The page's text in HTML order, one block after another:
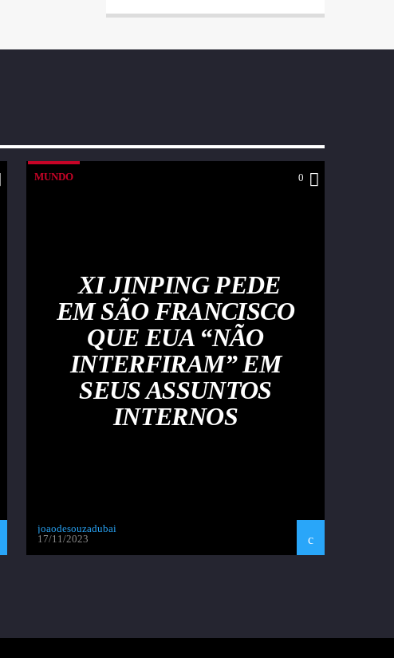
eu congue nulla, et tincidunt justo.
Suspendisse varius laoreet sodales.
MUNDO 0
XI JINPING PEDE
EM SÃO FRANCISCO
QUE EUA “NÃO
INTERFIRAM” EM
SEUS ASSUNTOS
INTERNOS
joaodesouzadubai
17/11/2023